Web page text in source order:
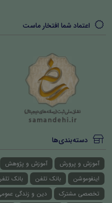
اعتماد شما افتخار ماست
دسته‌بندی‌ها
آموزش و پرورش آموزش و پژوهش
اینفوموشن
بانک تلفن بانک
تخصصی مشترک
دین و زندگی